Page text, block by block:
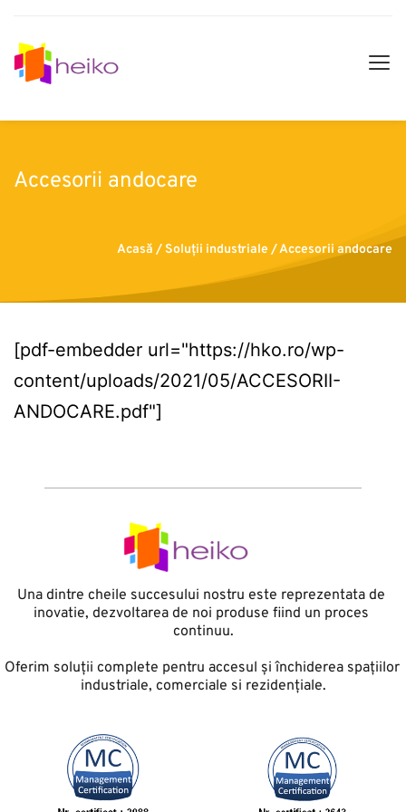
Accesorii andocare
Acasă / Soluții industriale / Accesorii andocare
[pdf-embedder url="https://hko.ro/wp-
content/uploads/2021/05/ACCESORII-
ANDOCARE.pdf"]
Una dintre cheile succesului nostru este reprezentata de
inovatie, dezvoltarea de noi produse fiind un proces
continuu.
Oferim soluții complete pentru accesul și închiderea spațiilor
industriale, comerciale si rezidențiale.